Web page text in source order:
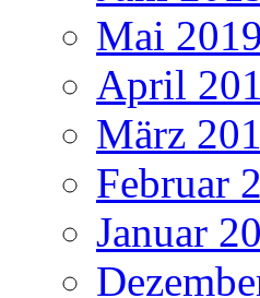
Mai 2019
April
März
Februar
Januar